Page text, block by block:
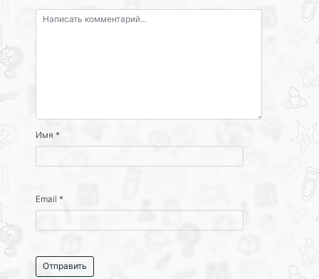
Имя *
Email *